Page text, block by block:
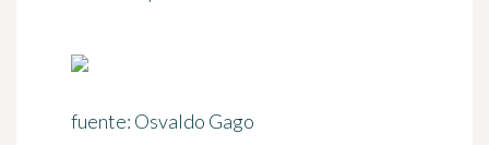
fuente: Osvaldo Gago